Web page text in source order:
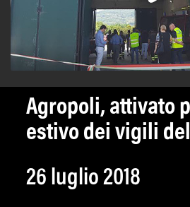
Agropoli, attivato
estivo dei vigili
26 luglio 2018